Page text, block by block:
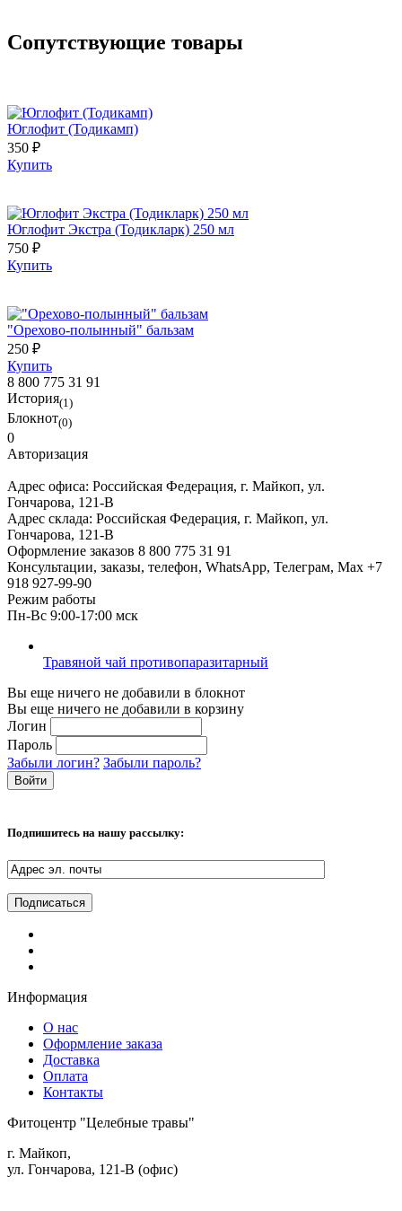
Сопутствующие товары
Юглофит (Тодикамп)
350 ₽
Купить
Юглофит Экстра (Тодикларк) 250 мл
750 ₽
Купить
"Орехово-полынный" бальзам
250 ₽
Купить
8 800 775 31 91
История(1)
Блокнот(0)
0
Авторизация
Адрес офиса: Российская Федерация, г. Майкоп, ул.
Гончарова, 121-В
Адрес склада: Российская Федерация, г. Майкоп, ул.
Гончарова, 121-В
Оформление заказов 8 800 775 31 91
Консультации, заказы, телефон, WhatsApp, Телеграм, Мах +7
918 927-99-90
Режим работы
Пн-Вс 9:00-17:00 мск
Травяной чай противопаразитарный
Вы еще ничего не добавили в блокнот
Вы еще ничего не добавили в корзину
Логин
Пароль
Забыли логин? Забыли пароль?
Подпишитесь на нашу рассылку:
Информация
О нас
Оформление заказа
Доставка
Оплата
Контакты
Фитоцентр "Целебные травы"
г. Майкоп,
ул. Гончарова, 121-В (офис)